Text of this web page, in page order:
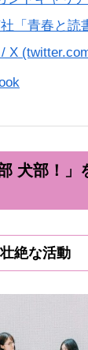
「青春と読
X
犬部！」
絶な活動